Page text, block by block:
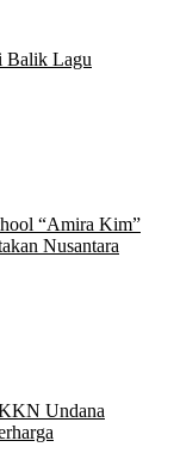
Balik Lagu
“Amira Kim”
Nusantara
Undana